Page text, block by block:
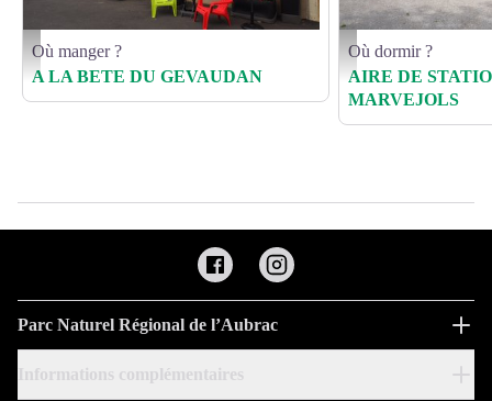
A la Bête du Gévaudan - OTGD
Où manger ?
A LA BETE DU GEVAUDAN
P1040194 - Non renseigné
Où dormir ?
AIRE DE
MARVEJOLS
Parc Naturel Régional de l’Aubrac
Informations complémentaires